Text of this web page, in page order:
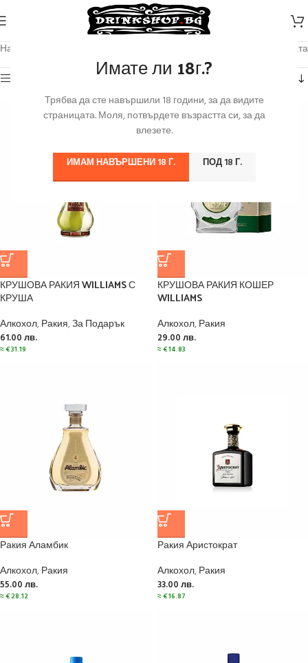
Имате ли 18г.?
Трябва да сте навършили 18 години, за да видите
страницата. Моля, потвърдете възрастта си, за да
влезете.
ИМАМ НАВЪРШЕНИ 18 Г. ПОД 18 Г.
Начало
Показване на 1–12 от 67 резултата
КРУШОВА РАКИЯ WILLIAMS С
КРУША
Алкохол,Ракия,За Подарък
61.00 лв.
≈€31.19
КРУШОВА РАКИЯ КОШЕР
WILLIAMS
Алкохол,Ракия
29.00 лв.
≈€14.83
Ракия Аламбик
Алкохол,Ракия
55.00 лв.
≈€28.12
Ракия Аристократ
Алкохол,Ракия
33.00 лв.
≈€16.87